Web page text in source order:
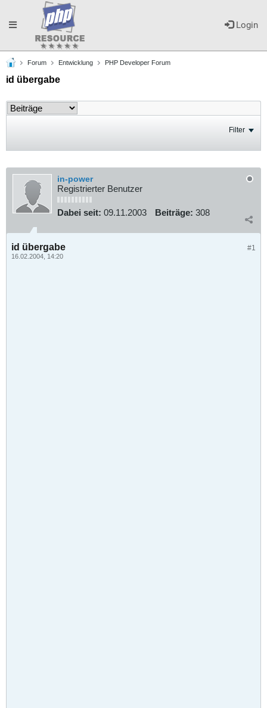
Login
Toggle
navigation
Forum Entwicklung PHP Developer Forum
id übergabe
Filter
in-power
Registrierter Benutzer
Dabei seit: 09.11.2003 Beiträge: 308
#1
id übergabe
16.02.2004, 14:20